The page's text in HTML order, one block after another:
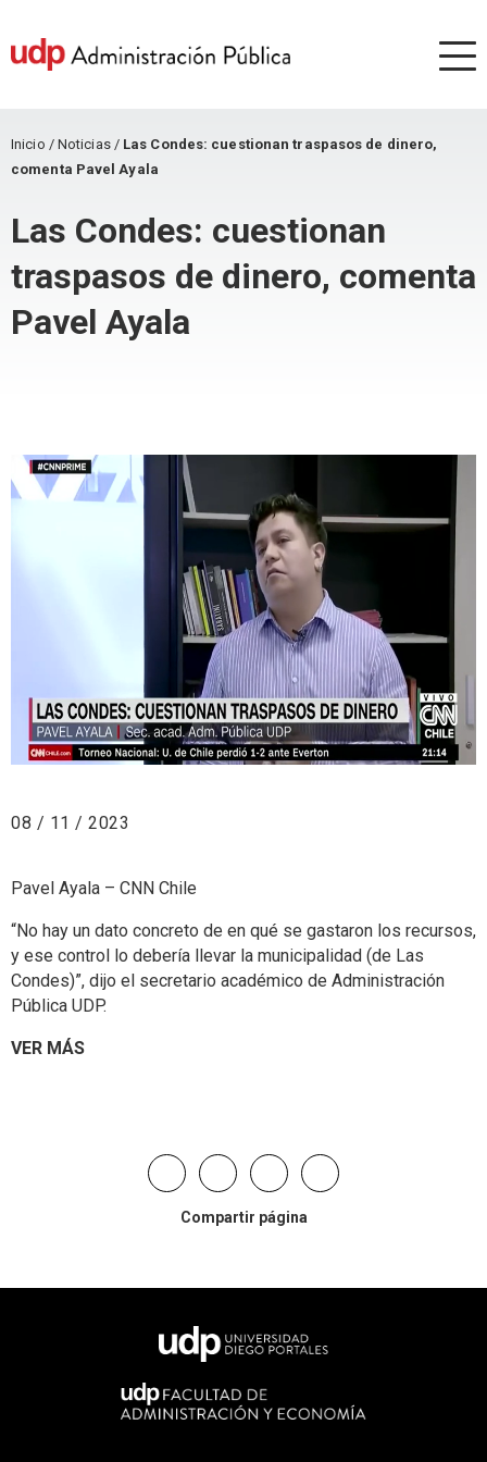
Inicio / Noticias / Las Condes: cuestionan traspasos de dinero,
comenta Pavel Ayala
Las Condes: cuestionan
traspasos de dinero, comenta
Pavel Ayala
08 / 11 / 2023
Pavel Ayala – CNN Chile
“No hay un dato concreto de en qué se gastaron los recursos,
y ese control lo debería llevar la municipalidad (de Las
Condes)”, dijo el secretario académico de Administración
Pública UDP.
VER MÁS
Compartir página